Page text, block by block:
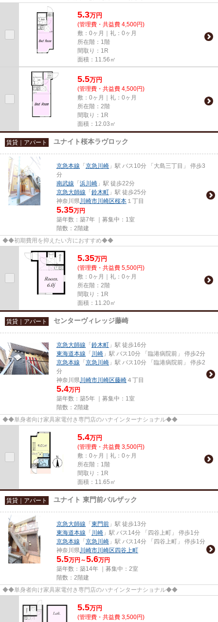
5.3万円
(管理費・共益費 4,500円)
敷：0ヶ月｜礼：0ヶ月
所在階：1階
間取り：1R
面積：11.56㎡
5.5万円
(管理費・共益費 4,500円)
敷：0ヶ月｜礼：0ヶ月
所在階：2階
間取り：1R
面積：12.03㎡
賃貸｜アパート ユナイト桜本ラヴロック
京急本線 「 京急川崎 」駅 バス10分 「大島三丁目」 停歩3
分
南武線 「 浜川崎 」駅 徒歩22分
京急大師線 「 鈴木町 」駅 徒歩25分
神奈川県川崎市川崎区桜本 １丁目
5.35万円
築年数：築7年 ｜募集中： 1室
階数：2階建
◆◆初期費用を抑えたい方におすすめ◆◆
5.35万円
(管理費・共益費 5,500円)
敷：0ヶ月｜礼：0ヶ月
所在階：2階
間取り：1R
面積：11.20㎡
賃貸｜アパート センターヴィレッジ藤崎
京急大師線 「 鈴木町 」駅 徒歩16分
東海道本線 「 川崎 」駅 バス10分 「臨港病院前」 停歩2分
京急本線 「 京急川崎 」駅 バス10分 「臨港病院前」 停歩2
分
神奈川県川崎市川崎区藤崎 ４丁目
5.4万円
築年数：築5年 ｜募集中： 1室
階数：2階建
◆◆単身者向け家具家電付き専門店のハナインターナショナル◆◆
5.4万円
(管理費・共益費 3,500円)
敷：0ヶ月｜礼：0ヶ月
所在階：1階
間取り：1R
面積：11.65㎡
賃貸｜アパート ユナイト 東門前バルザック
京急大師線 「 東門前 」駅 徒歩13分
東海道本線 「 川崎 」駅 バス14分 「四谷上町」 停歩1分
京急本線 「 京急川崎 」駅 バス14分 「四谷上町」 停歩1分
神奈川県川崎市川崎区 四谷上町
5.5万円～5.6万円
築年数：築14年 ｜募集中： 2室
階数：2階建
◆◆単身者向け家具家電付き専門店のハナインターナショナル◆◆
5.5万円
(管理費・共益費 3,500円)